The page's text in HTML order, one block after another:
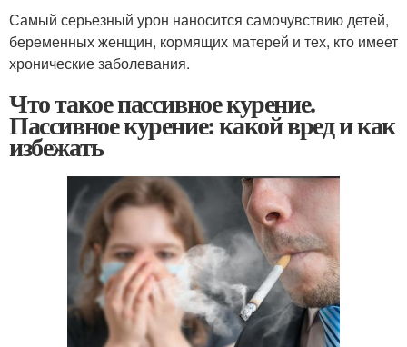
Самый серьезный урон наносится самочувствию детей,
беременных женщин, кормящих матерей и тех, кто имеет
хронические заболевания.
Что такое пассивное курение.
Пассивное курение: какой вред и как
избежать